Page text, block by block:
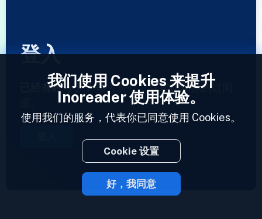
登入
已经有账号了？输入资料，立即访问你的订阅
2023 © Inoreader
我们使用 Cookies 来提升
Inoreader 使用体验。
使用我们的服务，代表你已同意使用 Cookies。
Cookie 设置
好，我同意